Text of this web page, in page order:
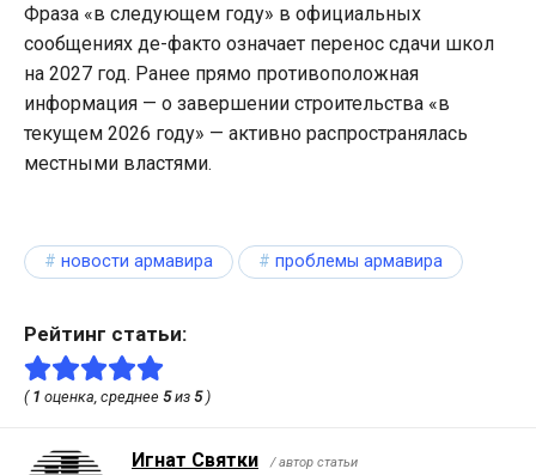
Фраза «в следующем году» в официальных
сообщениях де-факто означает перенос сдачи школ
на 2027 год. Ранее прямо противоположная
информация — о завершении строительства «в
текущем 2026 году» — активно распространялась
местными властями.
новости армавира проблемы армавира
Рейтинг статьи:
( 1 оценка, среднее 5из 5)
Игнат Святки / автор статьи